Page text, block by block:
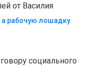
от Василия
а рабочую лошадку
социального